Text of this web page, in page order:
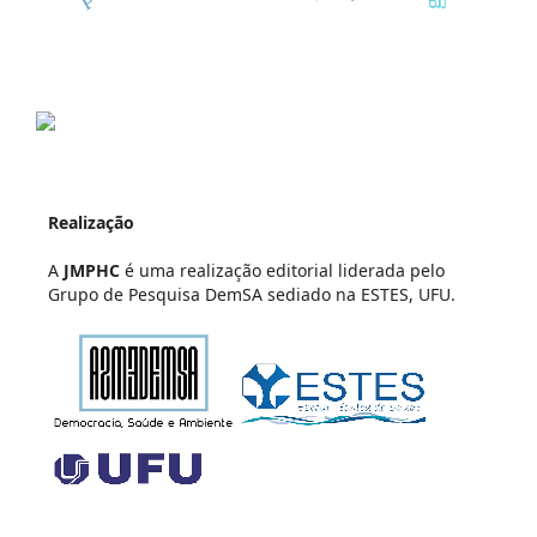
Realização
A JMPHCé uma realização editorial liderada pelo
Grupo de Pesquisa DemSA sediado na ESTES, UFU.